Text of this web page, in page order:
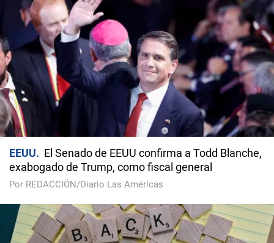
EEUU
El Senado de EEUU confirma a Todd Blanche,
exabogado de Trump, como fiscal general
Por REDACCIÓN/Diario Las Américas